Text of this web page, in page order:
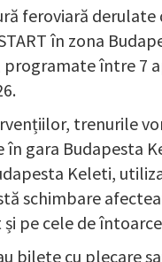
feroviară
în zona
programate între 7
trenurile
în gara Budapesta
Keleti,
schimbare
și pe cele de
bilete cu plecare